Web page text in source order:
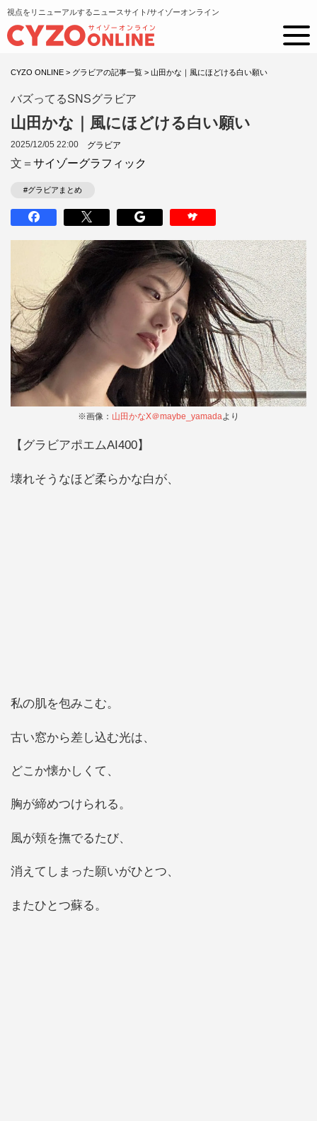
視点をリニューアルするニュースサイト/サイゾーオンライン
CYZO ONLINE > グラビアの記事一覧 > 山田かな｜風にほどける白い願い
バズってるSNSグラビア
山田かな｜風にほどける白い願い
2025/12/05 22:00 グラビア
文＝ サイゾーグラフィック
#グラビアまとめ
※画像： 山田かなX＠maybe_yamadaより
【 グラビアポエムAI400】
壊れそうなほど柔らかな白が、
私の肌を包みこむ。
古い窓から差し込む光は、
どこか懐かしくて、
胸が締めつけられる。
風が頬を撫でるたび、
消えてしまった願いがひとつ、
またひとつ蘇る。